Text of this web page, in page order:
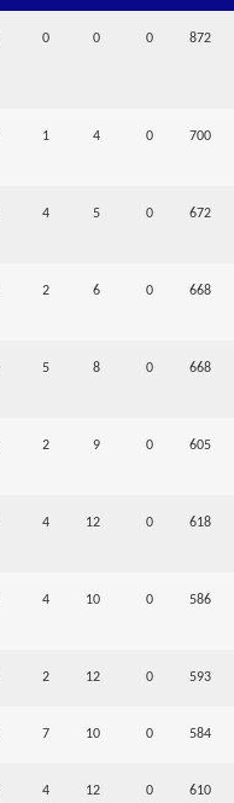
0 0 0 872
1 4 0 700
4 5 0 672
2 6 0 668
5 8 0 668
2 9 0 605
4 12 0 618
4 10 0 586
2 12 0 593
7 10 0 584
4 12 0 610